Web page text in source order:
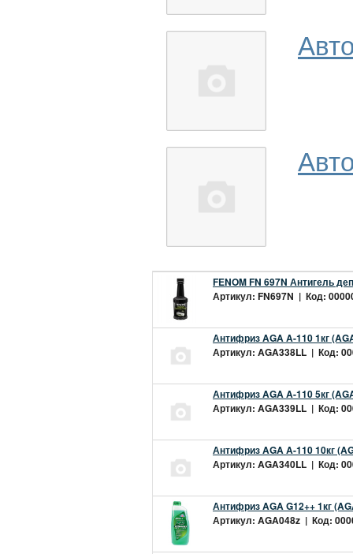
FENOM FN 697N Антигель
Артикул: FN697N | Код:
Антифриз AGA A-110 1кг
Артикул: AGA338LL | Код:
Антифриз AGA A-110 5кг
Артикул: AGA339LL | Код:
Антифриз AGA A-110 10кг
Артикул: AGA340LL | Код:
Антифриз AGA G12++ 1кг
Артикул: AGA048z | Код: